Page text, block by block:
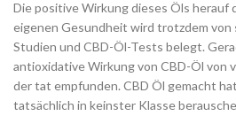
Die positive Wirkung dieses Öls herauf
eigenen Gesundheit wird trotzdem von
Studien und CBD-Öl-Tests belegt.
antioxidative Wirkung von CBD-Öl von
der tat empfunden. CBD Öl gemacht
tatsächlich in keinster Klasse